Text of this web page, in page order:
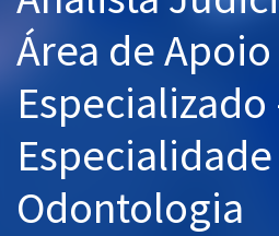
Aprovados
Atendimento
Área de Apoio
Especializado
Especialidade
Odontologia